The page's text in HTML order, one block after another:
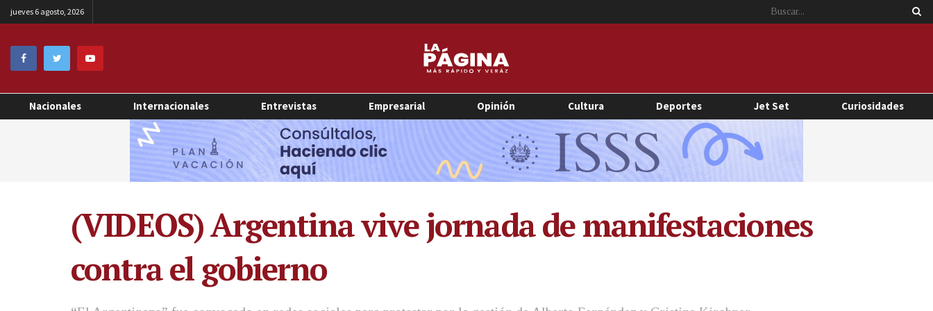
jueves 6 agosto, 2026
Nacionales Internacionales Entrevistas Empresarial Opinión Cultura Deportes Jet Set Curiosidades
(VIDEOS) Argentina vive jornada de manifestaciones
contra el gobierno